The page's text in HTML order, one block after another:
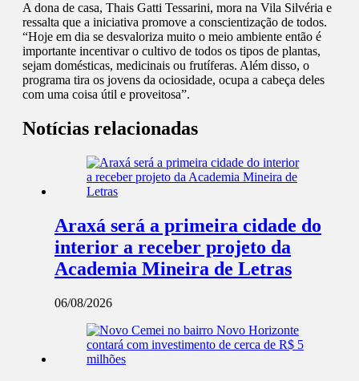
A dona de casa, Thais Gatti Tessarini, mora na Vila Silvéria e
ressalta que a iniciativa promove a conscientização de todos.
“Hoje em dia se desvaloriza muito o meio ambiente então é
importante incentivar o cultivo de todos os tipos de plantas,
sejam domésticas, medicinais ou frutíferas. Além disso, o
programa tira os jovens da ociosidade, ocupa a cabeça deles
com uma coisa útil e proveitosa”.
Notícias relacionadas
Araxá será a primeira cidade do
interior a receber projeto da
Academia Mineira de Letras
06/08/2026